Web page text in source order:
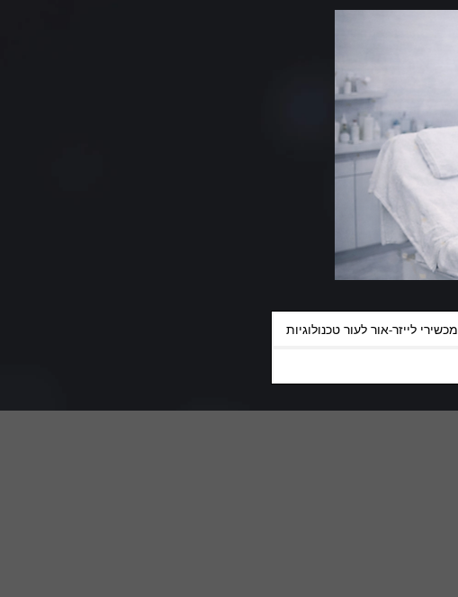
מכשירי לייזר-אור לעור טכנולוגיות